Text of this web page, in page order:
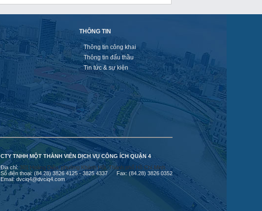
THÔNG TIN
Thông tin công khai
Thông tin đấu thầu
Tin tức & sự kiện
CTY TNHH MỘT THÀNH VIÊN DỊCH VỤ CÔNG ÍCH QUẬN 4
Địa chỉ: 301 Hoàng Diệu, phường Khánh Hội, Thành phố Hồ Chí Minh
Số điện thoại: (84.28) 3826 4125 - 3825 4337 Fax: (84.28) 3826 0352
Email: dvciq4@dvciq4.com